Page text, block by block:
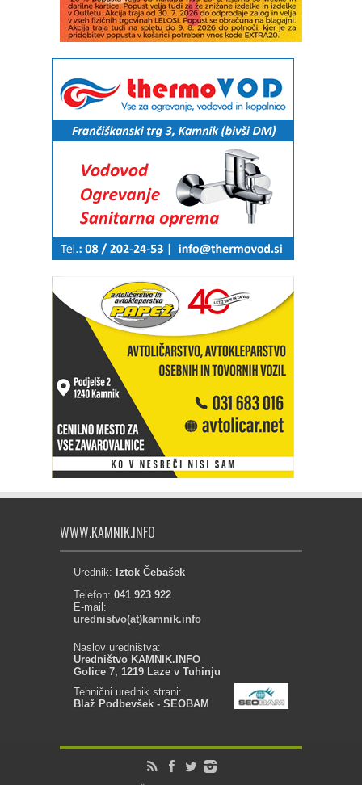
WWW.KAMNIK.INFO
Urednik: Iztok Čebašek
Telefon: 041 923 922
E-mail:
urednistvo(at)kamnik.info
Naslov uredništva:
Uredništvo KAMNIK.INFO
Golice 7, 1219 Laze v Tuhinju
Tehnični urednik strani:
Blaž Podbevšek - SEOBAM